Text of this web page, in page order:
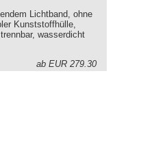
Lichtband, ohne
Kunststoffhülle,
wasserdicht
ab EUR 279.30